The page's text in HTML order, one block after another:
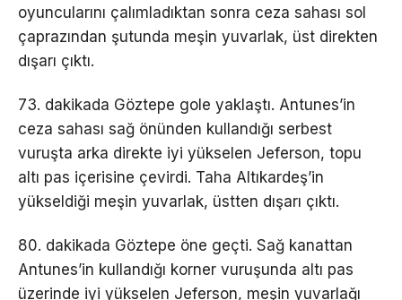
oyuncularını çalımladıktan sonra ceza sahası sol
çaprazından şutunda meşin yuvarlak, üst direkten
dışarı çıktı.
73. dakikada Göztepe gole yaklaştı. Antunes’in
ceza sahası sağ önünden kullandığı serbest
vuruşta arka direkte iyi yükselen Jeferson, topu
altı pas içerisine çevirdi. Taha Altıkardeş’in
yükseldiği meşin yuvarlak, üstten dışarı çıktı.
80. dakikada Göztepe öne geçti. Sağ kanattan
Antunes’in kullandığı korner vuruşunda altı pas
üzerinde iyi yükselen Jeferson, meşin yuvarlağı